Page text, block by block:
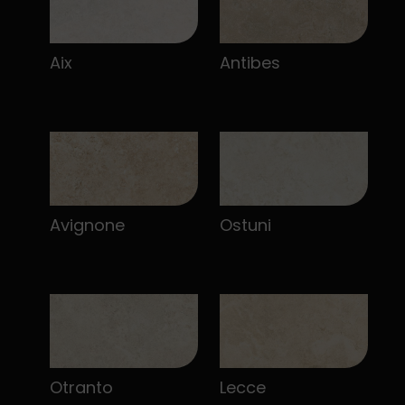
Aix Antibes
Avignone Ostuni
Otranto Lecce